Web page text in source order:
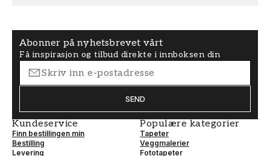
Abonner på nyhetsbrevet vårt
Få inspirasjon og tilbud direkte i innboksen din
SEND
Kundeservice
Finn bestillingen min
Bestilling
Levering
Populære kategorier
Tapeter
Veggmalerier
Fototapeter